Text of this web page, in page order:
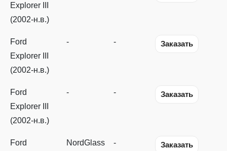
Explorer III
(2002-н.в.)
Ford
Explorer III
(2002-н.в.)
- - Заказать
Ford
Explorer III
(2002-н.в.)
- - Заказать
Ford
NordGlass - Заказать